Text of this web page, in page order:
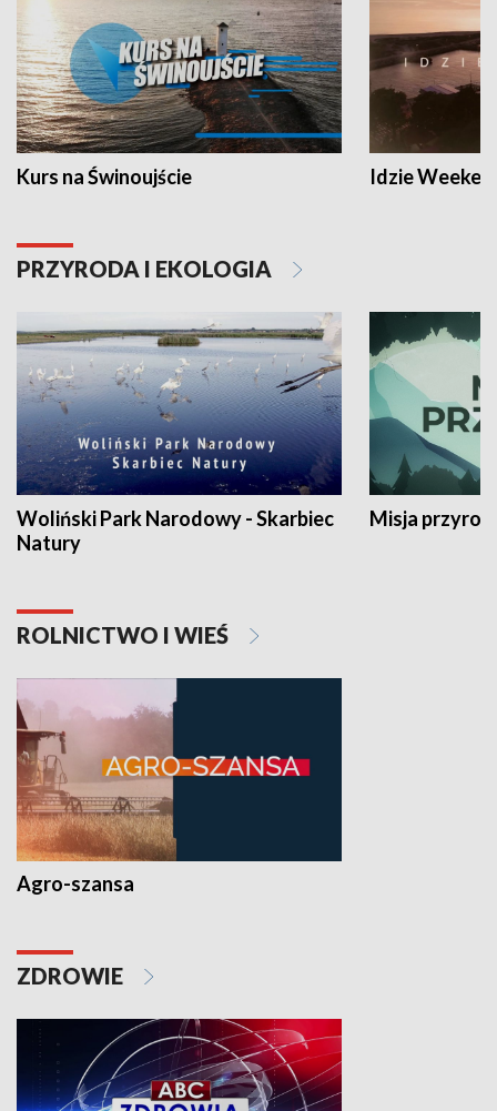
Kurs na Świnoujście Idzie
PRZYRODA I EKOLOGIA
Woliński Park Narodowy - Skarbiec
Natury
Misja
ROLNICTWO I WIEŚ
Agro-szansa
ZDROWIE